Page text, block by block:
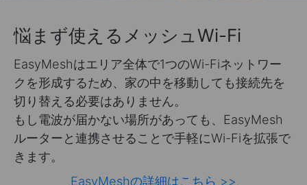
悩まず使えるメッシュWi-Fi
EasyMeshはエリア全体で1つのWi-Fiネットワー
クを形成するため、家の中を移動しても接続先を
切り替える必要はありません。
もし電波が届かない場所があっても、EasyMesh
ルーターと連携させることで手軽にWi-Fiを拡張で
きます。
EasyMeshの詳細はこちら >>